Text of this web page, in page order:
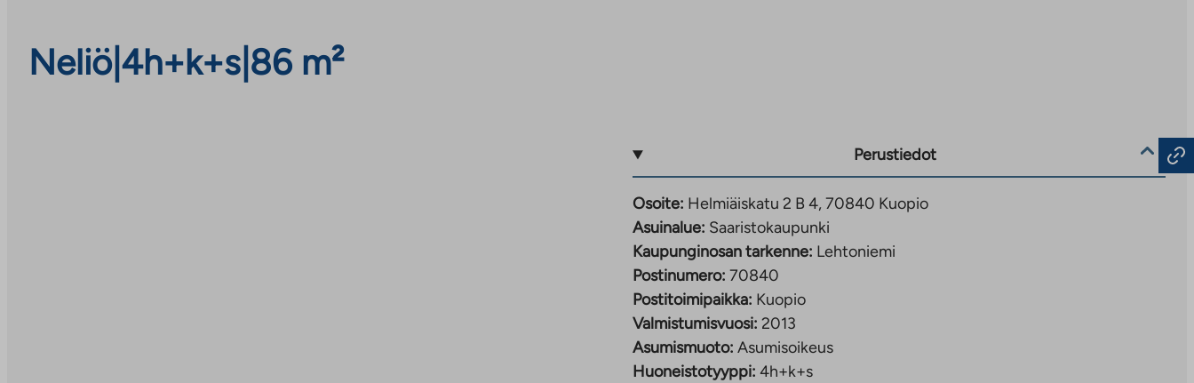
Neliö| 4h+k+s 86 m²
Perustiedot
Osoite: Helmiäiskatu 2 B 4, 70840 Kuopio
Asuinalue: Saaristokaupunki
Kaupunginosan tarkenne: Lehtoniemi
Postinumero: 70840
Postitoimipaikka: Kuopio
Valmistumisvuosi: 2013
Asumismuoto: Asumisoikeus
Huoneistotyyppi: 4h+k+s